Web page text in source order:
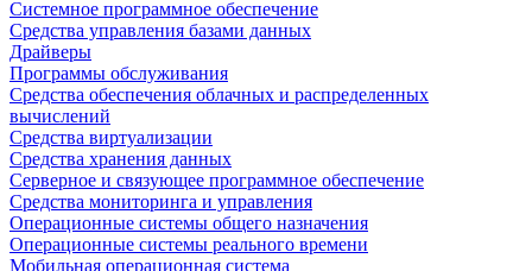
Системное программное обеспечение
Средства управления базами данных
Драйверы
Программы обслуживания
Средства обеспечения облачных и распределенных
вычислений
Средства виртуализации
Средства хранения данных
Серверное и связующее программное обеспечение
Средства мониторинга и управления
Операционные системы общего назначения
Операционные системы реального времени
Мобильная операционная система